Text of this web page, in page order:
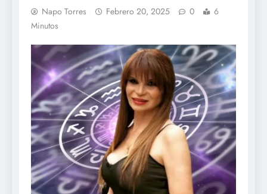
Napo Torres Febrero 20, 2025 0
6
Minutos